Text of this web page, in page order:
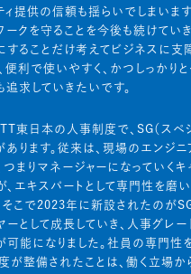
ィ提供の信頼も揺らいでしまいま
ークを守ることを今後も続けていき
することだけ考えてビジネスに
便利で使いやすく、かつしっかりと
追求していきたいです。
東日本の人事制度で、SG（スペ
あります。従来は、現場のエンジニ
つまりマネージャーになっていくキ
、エキスパートとして専門性を磨
そこで2023年に新設されたのが
ーとして成長していき、人事グレー
可能になりました。社員の専門性
が整備されたことは、働く立場か